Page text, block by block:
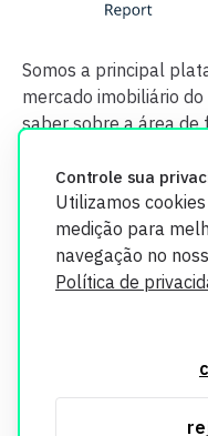
Controle sua
Utilizamos
medição para
navegação no
Política de
Somos a principal
mercado imobiliário
saber sobre a área de
segurança. Todos os
utilizados exclusivamente
informações, consulte